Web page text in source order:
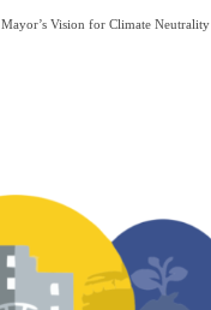
Mayor’s Vision for Climate Neutrality